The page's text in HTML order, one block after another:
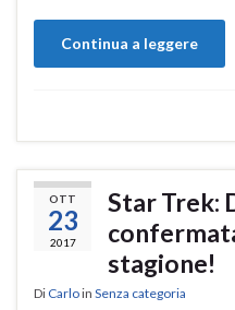
Continua a leggere
OTT
23
2017
Star Trek:
stagione!
Di Carloin Senza categoria